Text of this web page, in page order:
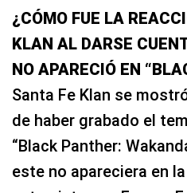
¿CÓMO FUE LA
KLAN AL DARSE
NO APARECIÓ EN
Santa Fe Klan se
de haber grabado el
“Black Panther:
este no apareciera en